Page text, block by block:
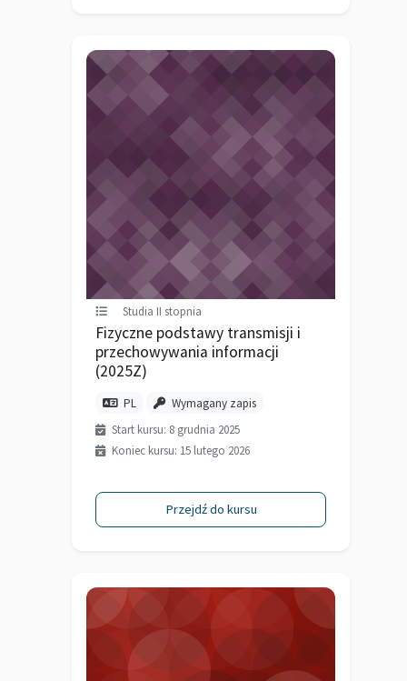
Studia II stopnia
Fizyczne podstawy transmisji i
przechowywania informacji
(2025Z)
PL Wymagany zapis
Start kursu: 8 grudnia 2025
Koniec kursu: 15 lutego 2026
Przejdź do kursu